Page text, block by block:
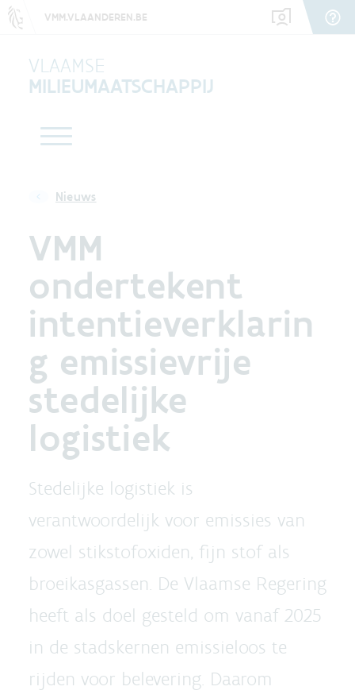
VMM.VLAANDEREN.BE
VLAAMSE
MILIEUMAATSCHAPPIJ
Nieuws
VMM
ondertekent
intentieverklarin
g emissievrije
stedelijke
logistiek
Stedelijke logistiek is
verantwoordelijk voor emissies van
zowel stikstofoxiden, fijn stof als
broeikasgassen. De Vlaamse Regering
heeft als doel gesteld om vanaf 2025
in de stadskernen emissieloos te
rijden voor belevering. Daarom